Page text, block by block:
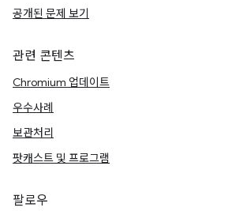
공개된 문제 보기
관련 콘텐츠
Chromium 업데이트
우수사례
보관처리
팟캐스트 및 프로그램
팔로우